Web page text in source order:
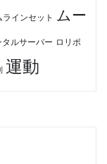
インセット ムー
タルサーバー ロリポ
運動